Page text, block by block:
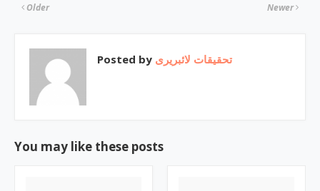
Newer
Older
Posted by تحقیقات لائبریری
You may like these posts